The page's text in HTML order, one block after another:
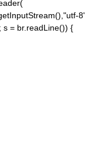
s = br.readLine()) {